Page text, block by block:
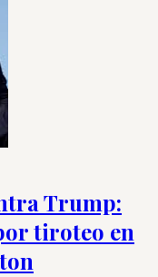
Trump:
tiroteo en